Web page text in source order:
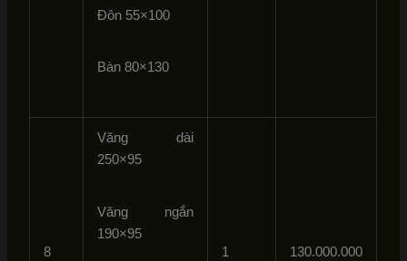
Đôn 55×100
Bàn 80×130
8
Văng dài
250×95
Văng ngắn
190×95
1 130.000.000